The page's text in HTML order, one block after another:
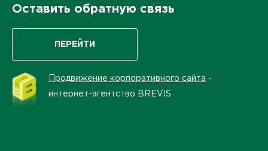
Оставить обратную связь
ПЕРЕЙТИ
Продвижение корпоративного сайта -
интернет-агентство BREVIS